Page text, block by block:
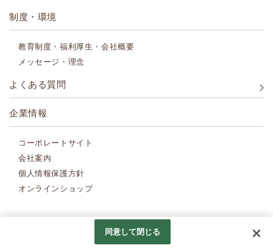
制度・環境
教育制度・福利厚生・会社概要
メッセージ・理念
よくある質問
企業情報
コーポレートサイト
会社案内
個人情報保護方針
オンラインショップ
Copyright (c) Amina Collection Co.,LTD.
Googleアナリティクスの利用について
同意して閉じる